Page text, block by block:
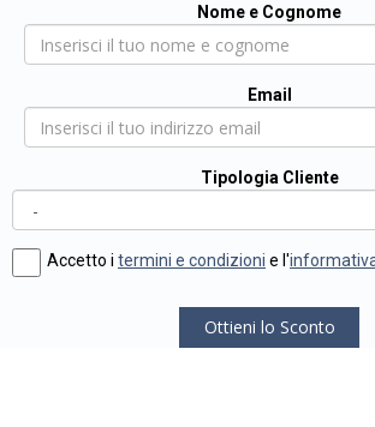
Nome e Cognome
Email
Tipologia Cliente
Accetto i termini e condizioni e l'
Ottieni lo Sconto